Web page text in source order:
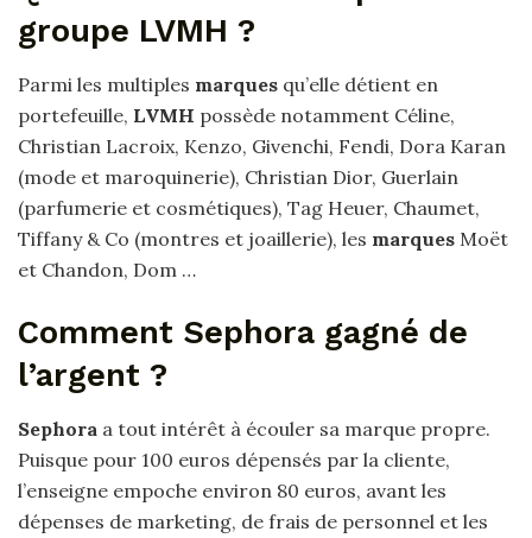
groupe LVMH ?
Parmi les multiples marques qu’elle détient en
portefeuille, LVMH possède notamment Céline,
Christian Lacroix, Kenzo, Givenchi, Fendi, Dora Karan
(mode et maroquinerie), Christian Dior, Guerlain
(parfumerie et cosmétiques), Tag Heuer, Chaumet,
Tiffany & Co (montres et joaillerie), les marques Moët
et Chandon, Dom …
Comment Sephora gagné de
l’argent ?
Sephora a tout intérêt à écouler sa marque propre.
Puisque pour 100 euros dépensés par la cliente,
l’enseigne empoche environ 80 euros, avant les
dépenses de marketing, de frais de personnel et les